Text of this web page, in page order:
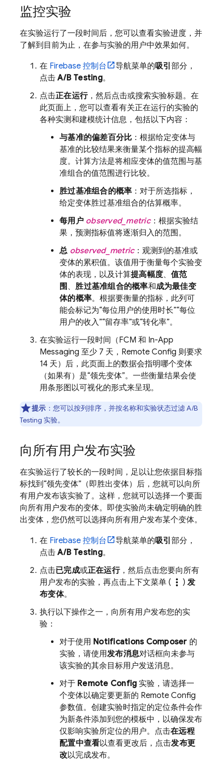
监控实验
在实验运行了一段时间后，您可以查看实验进度，并
了解到目前为止，在参与实验的用户中效果如何。
在 Firebase 控制台 导航菜单的吸引 部分，
点击A/B Testing。
点击正在运行，然后点击或搜索实验标题。在
此页面上，您可以查看有关正在运行的实验的
各种实测和建模统计信息，包括以下内容：
与基准的偏差百分比 ：根据给定变体与
基准的比较结果来衡量某个指标的提高幅
度。计算方法是将相应变体的值范围与基
准组合的值范围进行比较。
胜过基准组合的概率 ：对于所选指标，
给定变体胜过基准组合的估算概率。
每用户 observed_metric：根据实验结
果，预测指标值将逐渐归入的范围。
总 observed_metric：观测到的基准或
变体的累积值。该值用于衡量每个实验变
体的表现，以及计算提高幅度、 值范
围 、胜过基准组合的概率和成为最佳变
体的概率。根据要衡量的指标，此列可
能会标记为“每位用户的使用时长”“每位
用户的收入”“留存率”或“转化率”。
在实验运行一段时间（FCM 和 In-App
Messaging 至少 7 天， Remote Config 则要求
14 天）后，此页面上的数据会指明哪个变体
（如果有）是“领先变体”。一些衡量结果会使
用条形图以可视化的形式来呈现。
提示 ：您可以按列排序，并按名称和实验状态过滤 A/B
Testing 实验。
向所有用户发布实验
在实验运行了较长的一段时间，足以让您依据目标指
标找到“领先变体”（即胜出变体）后，您就可以向所
有用户发布该实验了。这样，您就可以选择一个要面
向所有用户发布的变体。即使实验尚未确定明确的胜
出变体，您仍然可以选择向所有用户发布某个变体。
在 Firebase 控制台 导航菜单的吸引 部分，
点击A/B Testing。
点击已完成或正在运行，然后点击您要向所有
用户发布的实验，再点击上下文菜单 ( more_vert ) 发
布变体。
执行以下操作之一，向所有用户发布您的实
验：
对于使用 Notifications Composer 的
实验，请使用发布消息对话框向未参与
该实验的其余目标用户发送消息。
对于 Remote Config 实验，请选择一
个变体以确定要更新的 Remote Config
参数值。创建实验时指定的定位条件会作
为新条件添加到您的模板中，以确保发布
仅影响实验所定位的用户。点击在远程
配置中查看以查看更改后，点击发布更
改以完成发布。